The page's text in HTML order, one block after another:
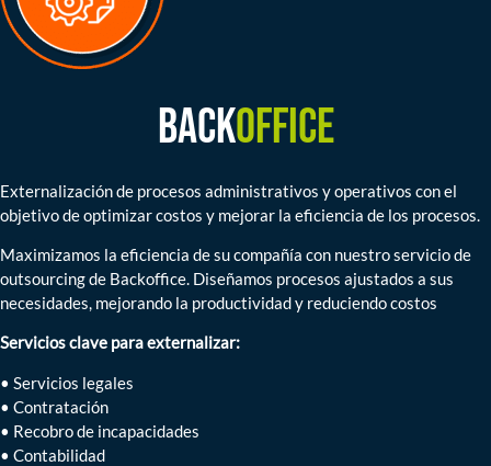
Backoffice
Externalización de procesos administrativos y operativos con el
objetivo de optimizar costos y mejorar la eficiencia de los procesos.
Maximizamos la eficiencia de su compañía con nuestro servicio de
outsourcing de Backoffice. Diseñamos procesos ajustados a sus
necesidades, mejorando la productividad y reduciendo costos
Servicios clave para externalizar:
• Servicios legales
• Contratación
• Recobro de incapacidades
• Contabilidad